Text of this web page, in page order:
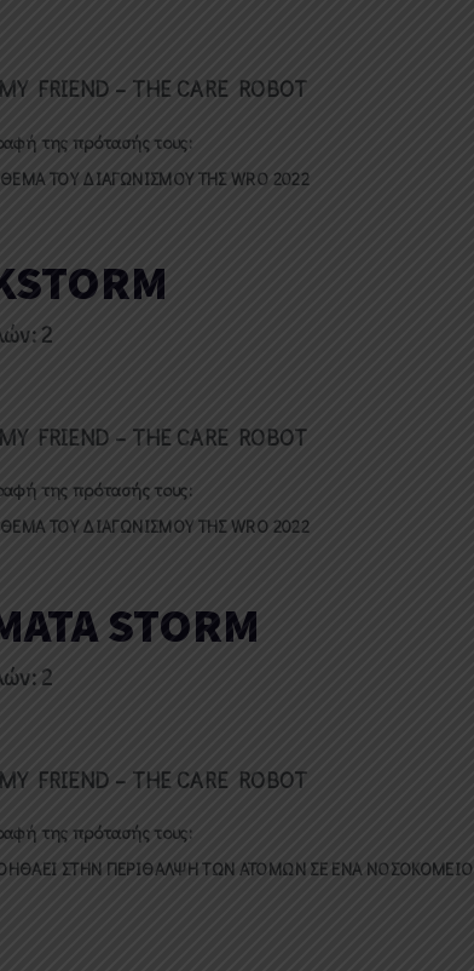
FRIEND – THE CARE ROBOT
της πρότασής τους:
ΤΟΥ ΔΙΑΓΩΝΙΣΜΟΥ ΤΗΣ WRO 2022
2
FRIEND – THE CARE ROBOT
της πρότασής τους:
ΤΟΥ ΔΙΑΓΩΝΙΣΜΟΥ ΤΗΣ WRO 2022
STORM
2
FRIEND – THE CARE ROBOT
της πρότασής τους:
ΣΤΗΝ ΠΕΡΙΘΑΛΨΗ ΤΩΝ ΑΤΟΜΩΝ ΣΕ ΕΝΑ ΝΟΣΟΚΟΜΕΙΟ